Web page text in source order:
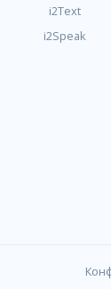
i2Text
i2Speak